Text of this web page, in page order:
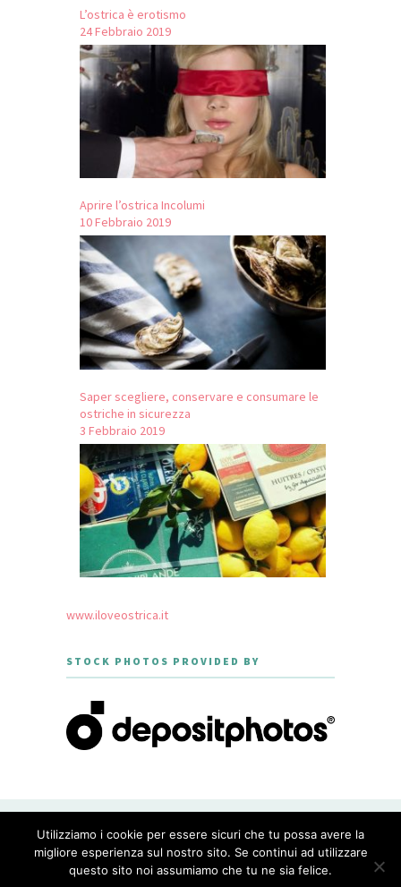
L’ostrica è erotismo
24 Febbraio 2019
Aprire l’ostrica Incolumi
10 Febbraio 2019
Saper scegliere, conservare e consumare le
ostriche in sicurezza
3 Febbraio 2019
www.iloveostrica.it
STOCK PHOTOS PROVIDED BY
GOURMET - THEME DESIGNED BY
MERIDIANTHEMES
Utilizziamo i cookie per essere sicuri che tu possa avere la
migliore esperienza sul nostro sito. Se continui ad utilizzare
questo sito noi assumiamo che tu ne sia felice.